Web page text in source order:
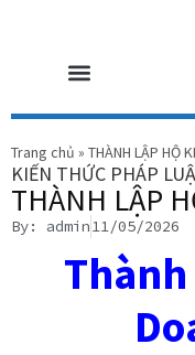
Trang chủ » THÀNH LẬP HỘ
KIẾN THỨC PHÁP
THÀNH LẬP
By: admin11/05/2026